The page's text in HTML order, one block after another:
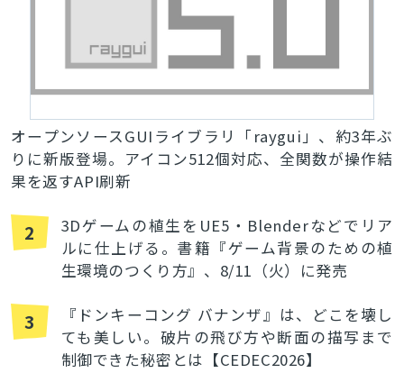
オープンソースGUIライブラリ「raygui」、約3年ぶ
りに新版登場。アイコン512個対応、全関数が操作結
果を返すAPI刷新
2
3Dゲームの植生をUE5・Blenderなどでリア
ルに仕上げる。書籍『ゲーム背景のための植
生環境のつくり方』、8/11（火）に発売
3
『ドンキーコング バナンザ』は、どこを壊し
ても美しい。破片の飛び方や断面の描写まで
制御できた秘密とは【CEDEC2026】